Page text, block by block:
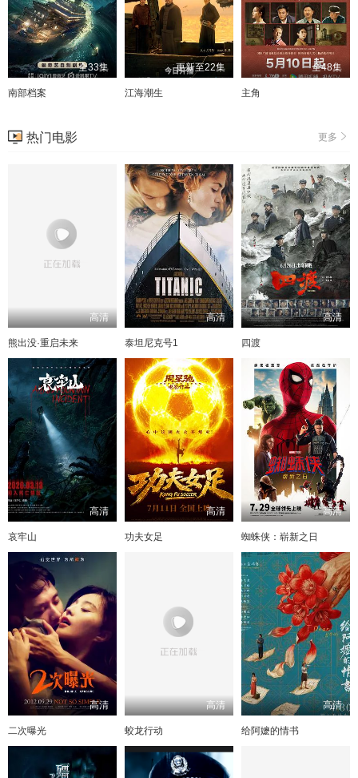
全33集
南部档案
更新至22集
江海潮生
全48集
主角
更多
热门电影
高清
熊出没·重启未来
高清
泰坦尼克号1
高清
四渡
高清
哀牢山
高清
功夫女足
高清
蜘蛛侠：崭新之日
高清
二次曝光
高清
蛟龙行动
高清
给阿嬷的情书